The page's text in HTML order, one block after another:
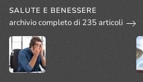
SALUTE E BENESSERE
archivio completo di 235 articoli